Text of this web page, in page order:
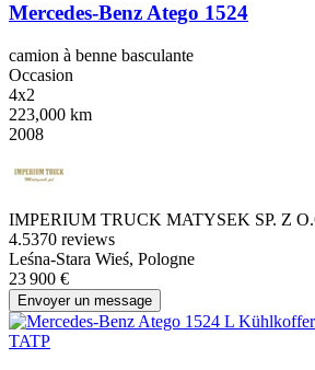
Mercedes-Benz Atego 1524
camion à benne basculante
Occasion
4x2
223,000 km
2008
IMPERIUM TRUCK MATYSEK SP. Z
4.5370 reviews
Leśna-Stara Wieś, Pologne
23 900 €
Envoyer un message